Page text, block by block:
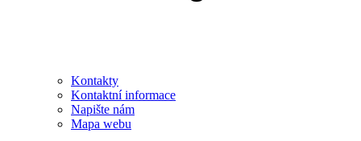
Kontakty
Kontaktní informace
Napište nám
Mapa webu